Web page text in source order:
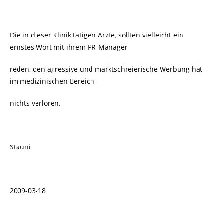
Die in dieser Klinik tätigen Ärzte, sollten vielleicht ein
ernstes Wort mit ihrem PR-Manager
reden, den agressive und marktschreierische Werbung hat
im medizinischen Bereich
nichts verloren.
Stauni
2009-03-18